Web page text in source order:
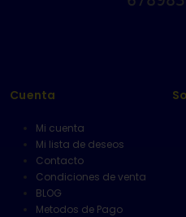
Cuenta
Mi cuenta
Mi lista de deseos
Contacto
Condiciones de venta
BLOG
Metodos de Pago